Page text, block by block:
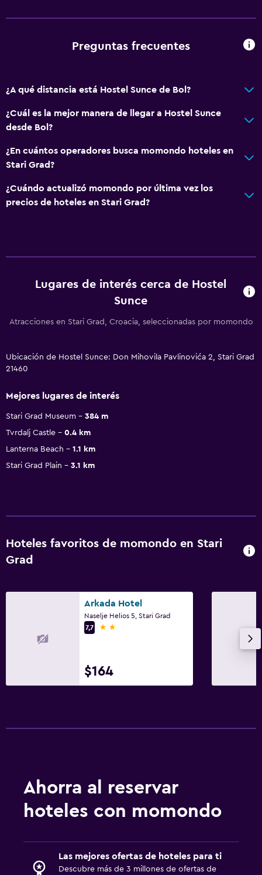
Preguntas frecuentes
¿A qué distancia está Hostel Sunce de Bol?
¿Cuál es la mejor manera de llegar a Hostel Sunce
desde Bol?
¿En cuántos operadores busca momondo hoteles en
Stari Grad?
¿Cuándo actualizó momondo por última vez los
precios de hoteles en Stari Grad?
Lugares de interés cerca de Hostel
Sunce
Atracciones en Stari Grad, Croacia, seleccionadas por momondo
Ubicación de Hostel Sunce: Don Mihovila Pavlinovića 2, Stari Grad
21460
Mejores lugares de interés
Stari Grad Museum
384 m
Tvrdalj Castle
0.4 km
Lanterna Beach
1.1 km
Stari Grad Plain
3.1 km
Hoteles favoritos de momondo en Stari
Grad
Arkada Hotel
Naselje Helios 5, Stari Grad
7,7
2 estrellas
$164
Ahorra al reservar
hoteles con momondo
Las mejores ofertas de hoteles para ti
Descubre más de 3 millones de ofertas de